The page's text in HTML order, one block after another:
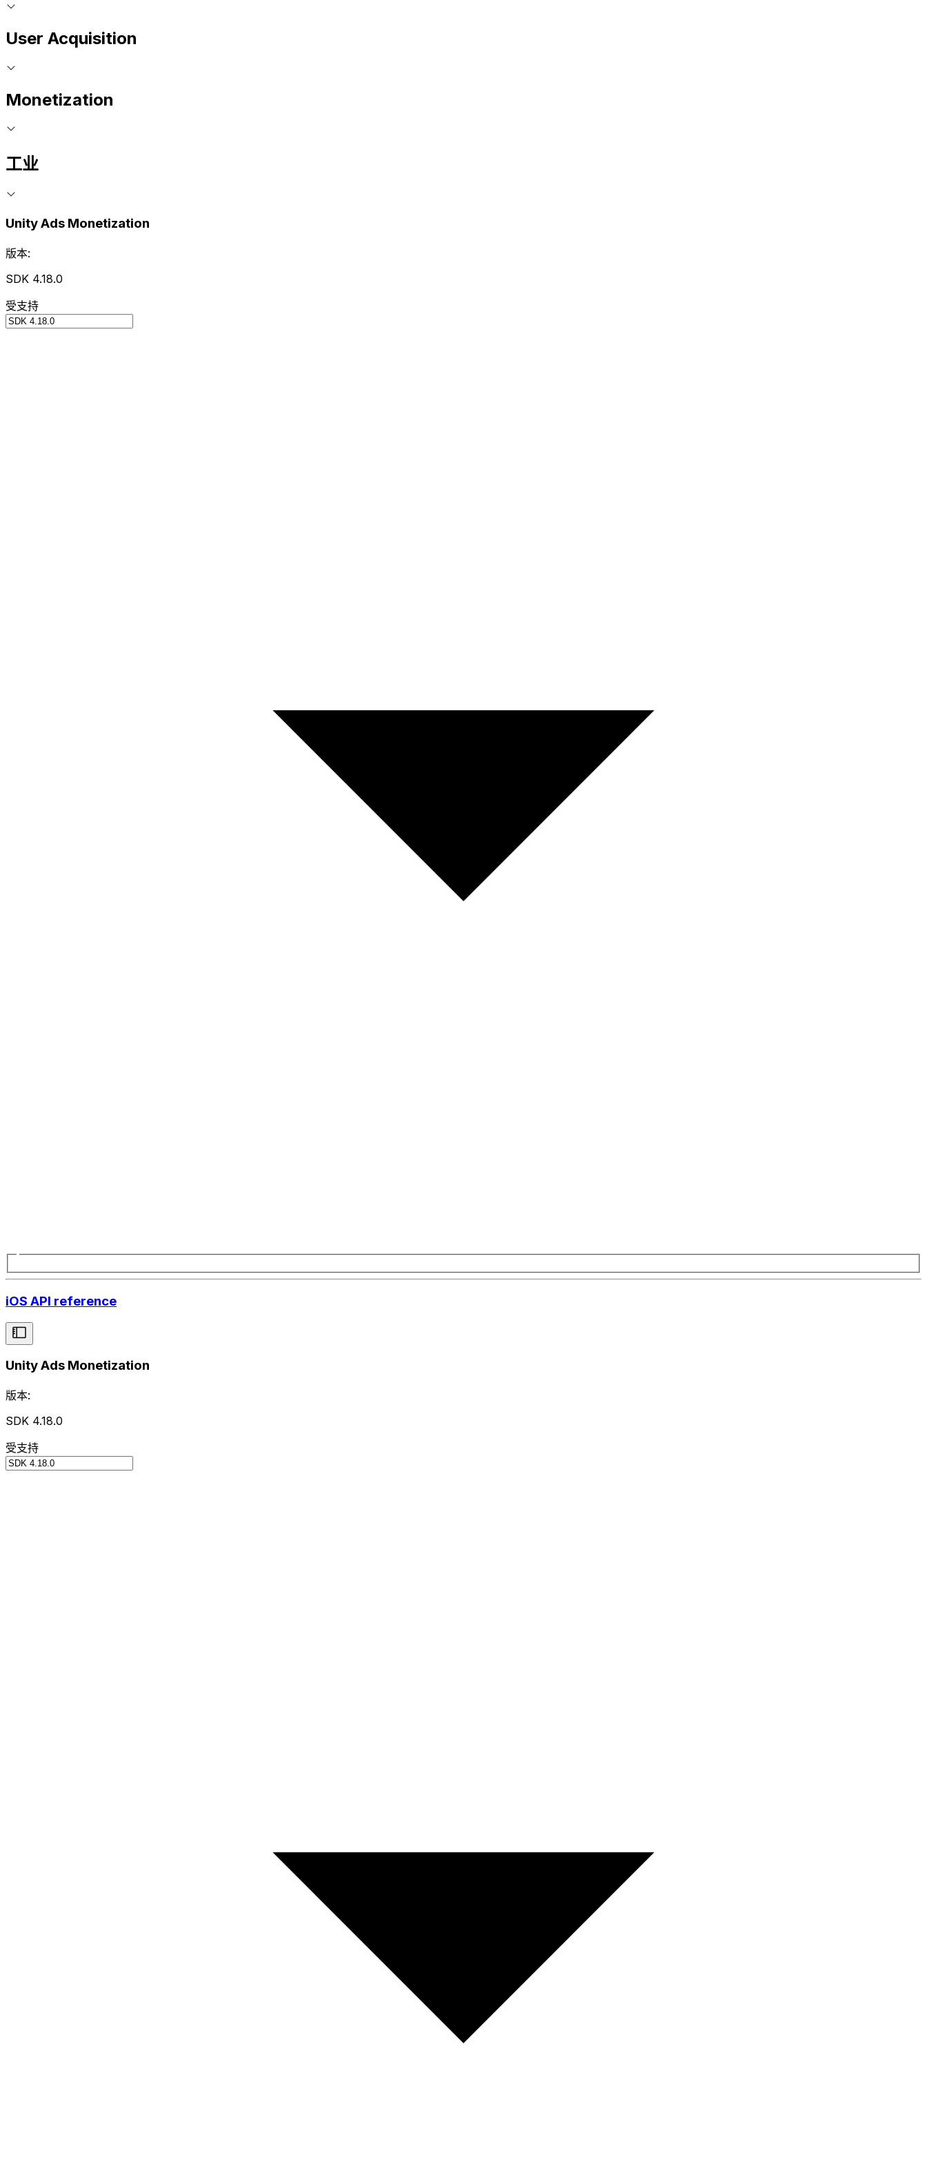
User Acquisition
Monetization
工业
Unity Ads Monetization
版本:
SDK 4.18.0
受支持
iOS API reference
Unity Ads Monetization
版本:
SDK 4.18.0
受支持